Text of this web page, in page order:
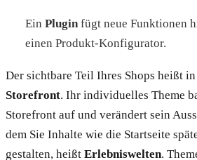
Ein Plugin fügt neue Funktionen
einen Produkt-Konfigurator.
Der sichtbare Teil Ihres Shops heißt
Storefront. Ihr individuelles Theme
Storefront auf und verändert sein
dem Sie Inhalte wie die Startseite
gestalten, heißt Erlebniswelten.